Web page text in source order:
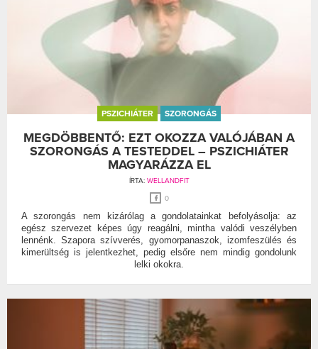
PSZICHIÁTER SZORONGÁS
MEGDÖBBENTŐ: EZT OKOZZA VALÓJÁBAN A
SZORONGÁS A TESTEDDEL – PSZICHIÁTER
MAGYARÁZZA EL
ÍRTA: WELLANDFIT
0
A szorongás nem kizárólag a gondolatainkat befolyásolja: az
egész szervezet képes úgy reagálni, mintha valódi veszélyben
lennénk. Szapora szívverés, gyomorpanaszok, izomfeszülés és
kimerültség is jelentkezhet, pedig elsőre nem mindig gondolunk
lelki okokra.